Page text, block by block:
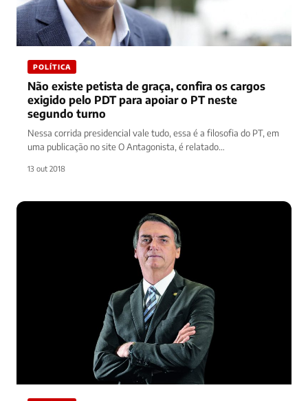
POLÍTICA
Não existe petista de graça, confira os cargos
exigido pelo PDT para apoiar o PT neste
segundo turno
Nessa corrida presidencial vale tudo, essa é a filosofia do PT, em
uma publicação no site O Antagonista, é relatado…
13 out 2018